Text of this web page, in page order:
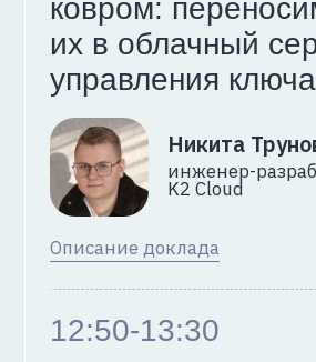
Партнёр эмоциональной поддержки
K2 Cloud